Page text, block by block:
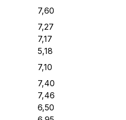
7,60
7,27
7,17
5,18
7,10
7,40
7,46
6,50